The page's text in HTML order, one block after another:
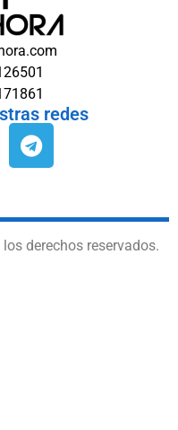
redes
derechos reservados.